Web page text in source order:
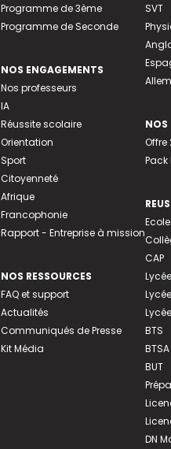
Programme de 3ème
Programme de Seconde
NOS ENGAGEMENTS
Nos professeurs
IA
Réussite scolaire
Orientation
Sport
Citoyenneté
Afrique
Francophonie
Rapport - Entreprise à mission
NOS RESSOURCES
FAQ et support
Actualités
Communiqués de Presse
Kit Média
SVT
NOS
Offre
Pack
CAP
BTS
BTSA
BUT
DN